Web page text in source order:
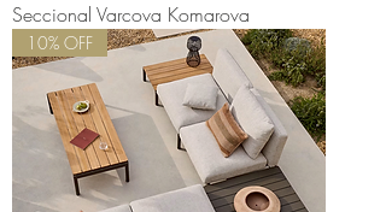
Seccional Varcova Komarova
10% OFF